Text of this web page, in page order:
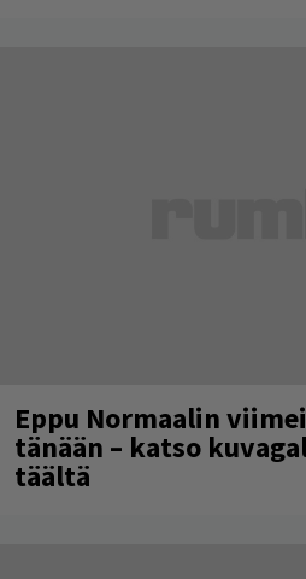
Eppu Normaalin
tänään – katso
täältä